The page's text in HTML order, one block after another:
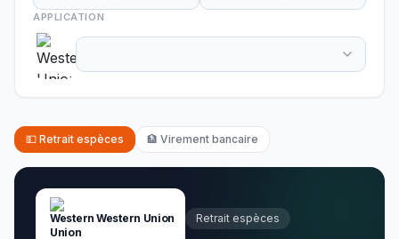
APPLICATION
💵 Retrait espèces 🏦 Virement bancaire
Western Union Retrait espèces